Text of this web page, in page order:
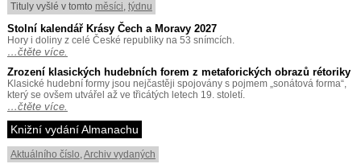
Tituly vyšlé v tomto měsíci, týdnu
Stolní kalendář Krásy Čech a Moravy 2027
Hory i doliny z celé České republiky na 53 snímcích.
…čtěte více.
Zrození klasických hudebních forem z metaforických obrazů rétoriky
Klasické hudební formy jsou nejčastěji spojovány s pojmem „sonátová forma“,
který se ovšem utvářel až ve třicátých letech 19. století.
…čtěte více.
Knižní vydání Almanachu
Aktuálního číslo,Archiv vydaných